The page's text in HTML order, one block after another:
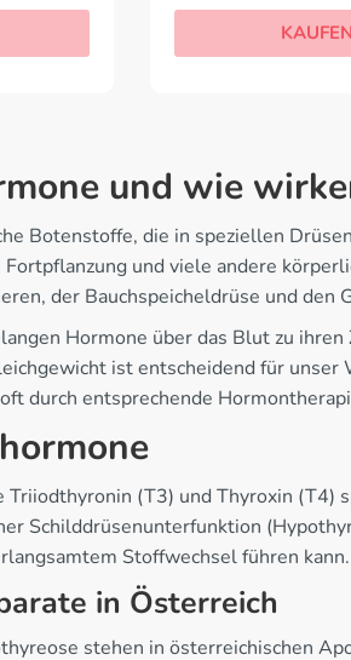
KAUFEN
und wie
Botenstoffe, die in speziellen
und viele andere
der Bauchspeicheldrüse und den
Hormone über das Blut zu
ist entscheidend für
durch entsprechende
Triiodthyronin (T3) und Thyroxin
Schilddrüsenunterfunktion
Stoffwechsel führen kann.
in Österreich
stehen in österreichischen